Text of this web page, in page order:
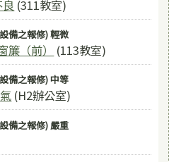
(311教室)
備之報修) 輕微
簾（前） (113教室)
備之報修) 中等
(H2辦公室)
備之報修) 嚴重